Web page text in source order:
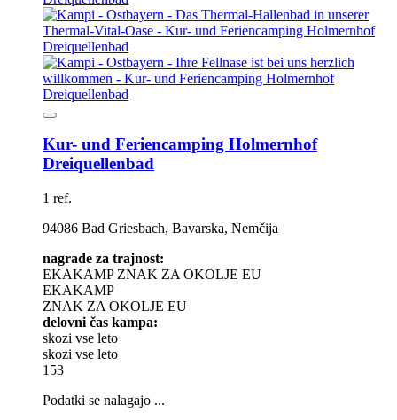
Kur- und Feriencamping Holmernhof
Dreiquellenbad
1 ref.
94086 Bad Griesbach, Bavarska, Nemčija
nagrade za trajnost:
EKAKAMP ZNAK ZA OKOLJE EU
EKAKAMP
ZNAK ZA OKOLJE EU
delovni čas kampa:
skozi vse leto
skozi vse leto
153
Podatki se nalagajo ...